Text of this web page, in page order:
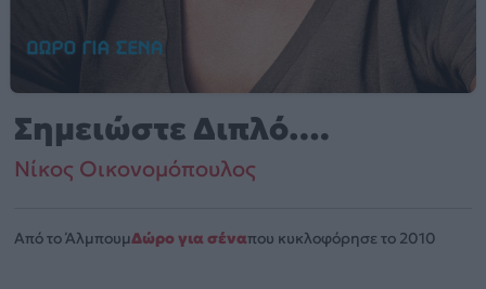
Σημειώστε Διπλό….
Νίκος Οικονομόπουλος
Από το ΆλμπουμΔώρο για σέναπου κυκλοφόρησε το 2010